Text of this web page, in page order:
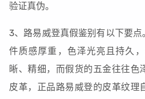
验证真伪。
3、路易威登真假鉴别有以下要
件质感厚重，色泽光亮且持久
晰、精细，而假货的五金往往色
皮革，正品路易威登的皮革纹理